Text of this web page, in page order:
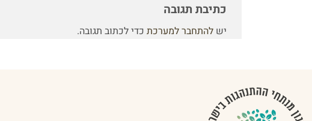
כתיבת תגובה
יש להתחבר למערכת כדי לכתוב תגובה.